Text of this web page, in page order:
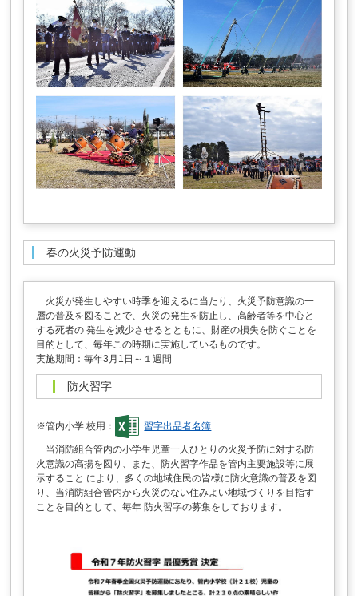
春の火災予防運動
火災が発生しやすい時季を迎えるに当たり、火災予防意識の一
層の普及を図ることで、火災の発生を防止し、高齢者等を中心と
する死者の 発生を減少させるとともに、財産の損失を防ぐことを
目的として、毎年この時期に実施しているものです。
実施期間：毎年3月1日～１週間
防火習字
※管内小学 校用： 習字出品者名簿
当消防組合管内の小学生児童一人ひとりの火災予防に対する防
火意識の高揚を図り、また、防火習字作品を管内主要施設等に展
示すること により、多くの地域住民の皆様に防火意識の普及を図
り、当消防組合管内から火災のない住みよい地域づくりを目指す
ことを目的として、毎年 防火習字の募集をしております。